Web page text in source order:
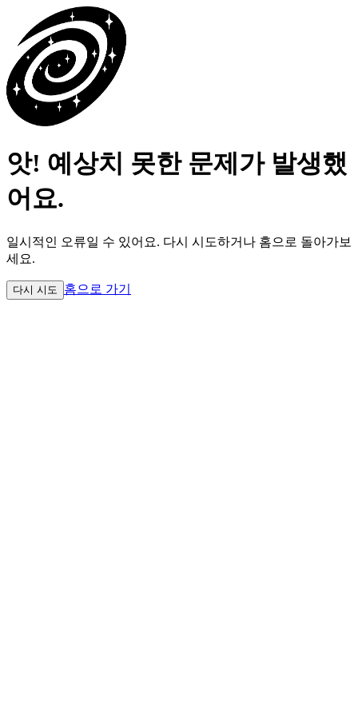
앗! 예상치 못한 문제가 발생했
어요.
일시적인 오류일 수 있어요. 다시 시도하거나 홈으로 돌아가보
세요.
다시 시도 홈으로 가기